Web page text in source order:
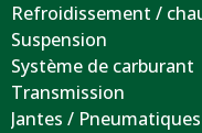
Refroidissement /
Suspension
Système de carburant
Transmission
Jantes / Pneumatiques